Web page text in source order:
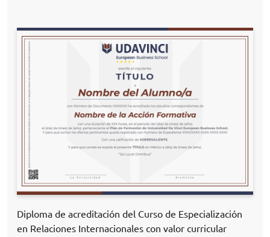
Diploma de acreditación del Curso de Especialización
en Relaciones Internacionales con valor curricular